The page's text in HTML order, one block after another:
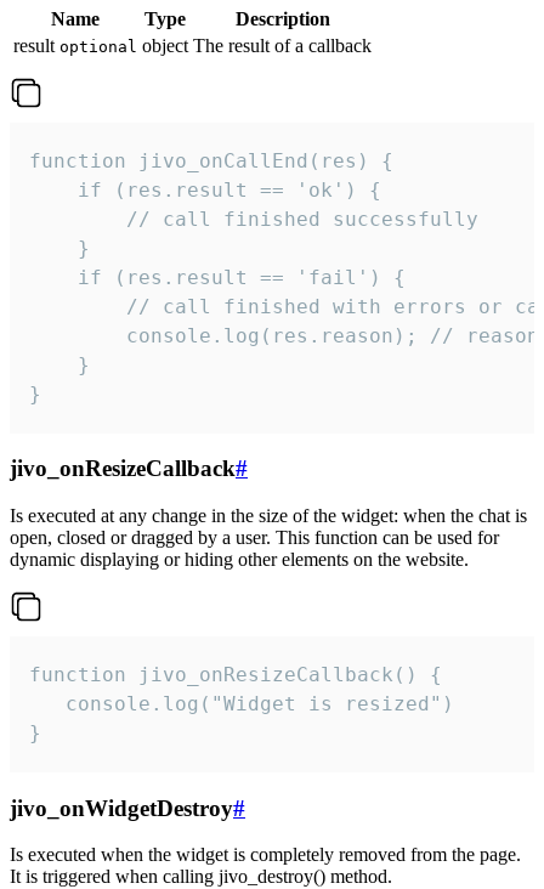
Name Type
Description
result optional object The result of a callback
function jivo_onCallEnd(res) {
    if (res.result == 'ok') {
        // call finished successfully
    }
    if (res.result == 'fail') {
// call finished with errors or
console.log(res.reason); //
    }
}
jivo_onResizeCallback#
Is executed at any change in the size of the widget: when the chat is
open, closed or dragged by a user. This function can be used for
dynamic displaying or hiding other elements on the website.
function jivo_onResizeCallback() {
   console.log("Widget is resized")
}
jivo_onWidgetDestroy#
Is executed when the widget is completely removed from the page.
It is triggered when calling jivo_destroy() method.